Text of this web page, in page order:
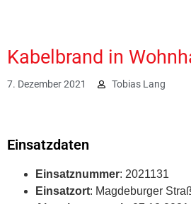
Kabelbrand in
7. Dezember 2021 Tobias Lang
Einsatzdaten
Einsatznummer: 2021131
Einsatzort: Magdeburger